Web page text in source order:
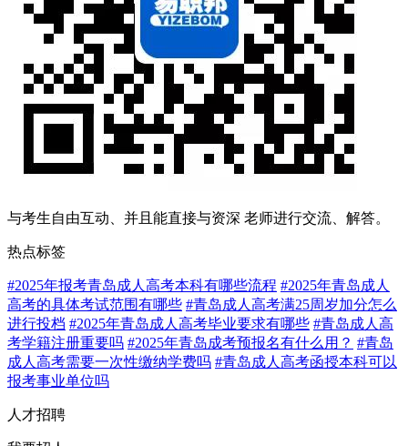
与考生自由互动、并且能直接与资深 老师进行交流、解答。
热点标签
#2025年报考青岛成人高考本科有哪些流程 #2025年青岛成人
高考的具体考试范围有哪些 #青岛成人高考满25周岁加分怎么
进行投档 #2025年青岛成人高考毕业要求有哪些 #青岛成人高
考学籍注册重要吗 #2025年青岛成考预报名有什么用？ #青岛
成人高考需要一次性缴纳学费吗 #青岛成人高考函授本科可以
报考事业单位吗
人才招聘